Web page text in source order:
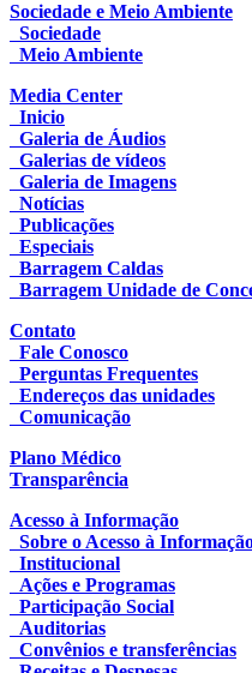
Sociedade e Meio Ambiente
Sociedade
Meio Ambiente
Media Center
Inicio
Galeria de Áudios
Galerias de vídeos
Galeria de Imagens
Notícias
Publicações
Especiais
Barragem Caldas
Barragem Unidade de
Contato
Fale Conosco
Perguntas Frequentes
Endereços das unidades
Comunicação
Plano Médico
Transparência
Acesso à Informação
Sobre o Acesso à
Institucional
Ações e Programas
Participação Social
Auditorias
Convênios e transferências